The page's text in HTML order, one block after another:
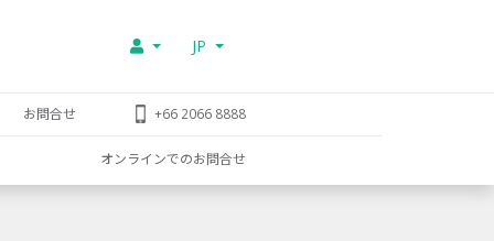
JP
お問合せ +66 2066 8888
オンラインでのお問合せ